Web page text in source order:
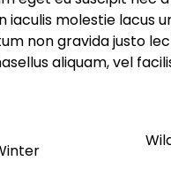
iaculis molestie lacus
non gravida justo
aliquam, vel